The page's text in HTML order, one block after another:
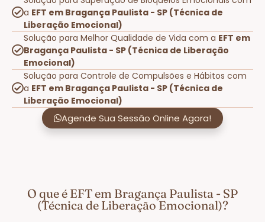
a EFT em Bragança Paulista - SP (Técnica de
Liberação Emocional)
Solução para Melhor Qualidade de Vida com a EFT em
Bragança Paulista - SP (Técnica de Liberação
Emocional)
Solução para Controle de Compulsões e Hábitos com
a EFT em Bragança Paulista - SP (Técnica de
Liberação Emocional)
Agende Sua Sessão Online Agora!
O que é EFT em Bragança Paulista - SP
(Técnica de Liberação Emocional)?